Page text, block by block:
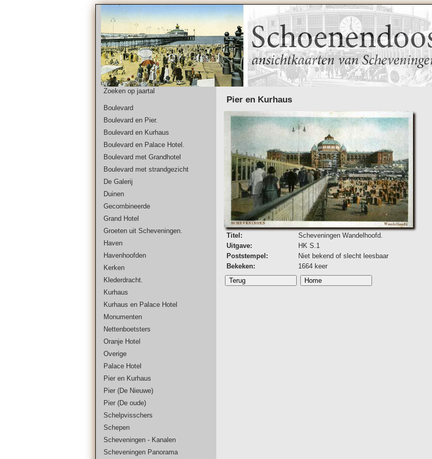
Zoeken op jaartal
Boulevard
Boulevard en Pier.
Boulevard en Kurhaus
Boulevard en Palace Hotel.
Boulevard met Grandhotel
Boulevard met strandgezicht
De Galerij
Duinen
Gecombineerde
Grand Hotel
Groeten uit Scheveningen.
Haven
Havenhoofden
Kerken
Klederdracht.
Kurhaus
Kurhaus en Palace Hotel
Monumenten
Nettenboetsters
Oranje Hotel
Overige
Palace Hotel
Pier en Kurhaus
Pier (De Nieuwe)
Pier (De oude)
Schelpvisschers
Schepen
Scheveningen - Kanalen
Scheveningen Panorama
Pier en Kurhaus
Titel:
Scheveningen Wandelhoofd.
Uitgave:
HK S.1
Poststempel:
Niet bekend of slecht leesbaar
Bekeken:
1664 keer